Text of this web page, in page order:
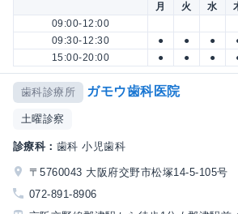
月 火 水
09:00-12:00
09:30-12:30
● ● ●
15:00-20:00
● ● ●
歯科診療所 ガモウ歯科医院
土曜診察
診療科： 歯科 小児歯科
〒5760043 大阪府交野市松塚14-5-105号
072-891-8906